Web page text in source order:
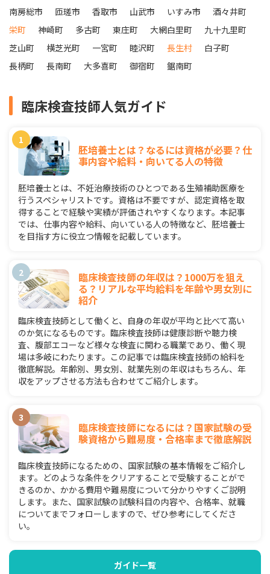
南房総市
匝瑳市 香取市 山武市 いすみ市
酒々井町
栄町
神崎町 多古町 東庄町 大網白里町
九十九里町
芝山町
横芝光町 一宮町 睦沢町 長生村
白子町
長柄町
長南町 大多喜町 御宿町 鋸南町
臨床検査技師人気ガイド
胚培養士とは？なるには資格が必要？仕
事内容や給料・向いてる人の特徴
胚培養士とは、不妊治療技術のひとつである生殖補助医療を
行うスペシャリストです。資格は不要ですが、認定資格を取
得することで経験や実績が評価されやすくなります。本記事
では、仕事内容や給料、向いている人の特徴など、胚培養士
を目指す方に役立つ情報を記載しています。
臨床検査技師の年収は？1000万を狙え
る？リアルな平均給料を年齢や男女別に
紹介
臨床検査技師として働くと、自身の年収が平均と比べて高い
のか気になるものです。臨床検査技師は健康診断や聴力検
査、腹部エコーなど様々な検査に関わる職業であり、働く現
場は多岐にわたります。この記事では臨床検査技師の給料を
徹底解説。年齢別、男女別、就業先別の年収はもちろん、年
収をアップさせる方法も合わせてご紹介します。
臨床検査技師になるには？国家試験の受
験資格から難易度・合格率まで徹底解説
臨床検査技師になるための、国家試験の基本情報をご紹介し
ます。どのような条件をクリアすることで受験することがで
きるのか、かかる費用や難易度について分かりやすくご説明
します。また、国家試験の試験科目の内容や、合格率、就職
についてまでフォローしますので、ぜひ参考にしてくださ
い。
ガイド一覧